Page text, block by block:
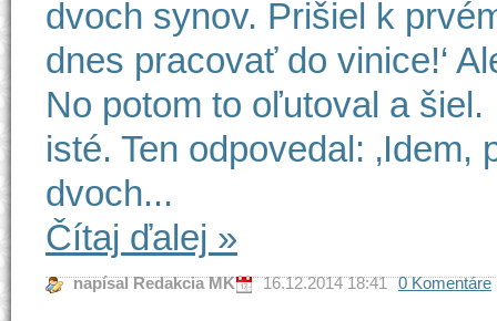
dvoch synov. Prišiel k
dnes pracovať do vinice!‘
No potom to oľutoval a
isté. Ten odpovedal: ‚Idem,
dvoch...
Čítaj ďalej »
napísal Redakcia MK 16.12.2014 18:41 0 Komentáre